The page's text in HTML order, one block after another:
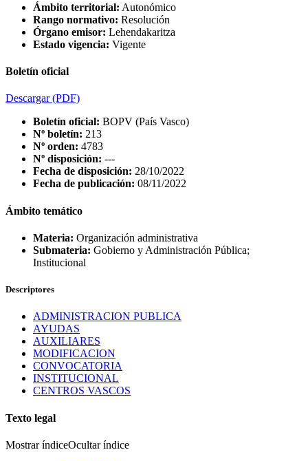
Ámbito territorial: Autonómico
Rango normativo: Resolución
Órgano emisor: Lehendakaritza
Estado vigencia: Vigente
Boletín oficial
Descargar(PDF)
Boletín oficial: BOPV (País Vasco)
Nº boletín: 213
Nº orden: 4783
Nº disposición: ---
Fecha de disposición: 28/10/2022
Fecha de publicación: 08/11/2022
Ámbito temático
Materia: Organización administrativa
Submateria: Gobierno y Administración Pública;
Institucional
Descriptores
ADMINISTRACION PUBLICA
AYUDAS
AUXILIARES
MODIFICACION
CONVOCATORIA
INSTITUCIONAL
CENTROS VASCOS
Texto legal
Mostrar índiceOcultar índice